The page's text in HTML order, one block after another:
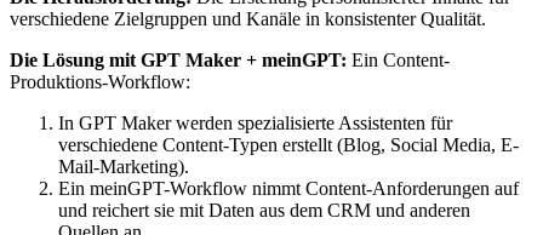
verschiedene Zielgruppen und Kanäle in konsistenter Qualität.
Die Lösung mit GPT Maker + meinGPT: Ein Content-
Produktions-Workflow:
In GPT Maker werden spezialisierte Assistenten für
verschiedene Content-Typen erstellt (Blog, Social Media, E-
Mail-Marketing).
Ein meinGPT-Workflow nimmt Content-Anforderungen auf
und reichert sie mit Daten aus dem CRM und anderen